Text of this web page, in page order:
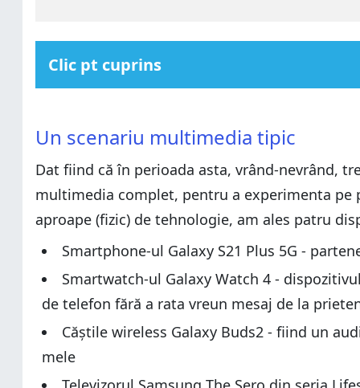
Clic pt cuprins
Smartwatch-ul Samsung Galaxy Watch 4
Căștile wireless in-ear Samsung Galaxy Buds2
Televizorul Samsung The Sero
Aplicația SmartThings de la Samsung
Experiența după două săptămâni în ecosistemul
Cât de “smart” sunt dispozitivele pe care le utilizezi?
Smartphone-ul Samsung Galaxy S21 Plus 5G
Smartwatch-ul Samsung Galaxy Watch 4
Căștile wireless in-ear Samsung Galaxy Buds2
Televizorul Samsung The Sero
Aplicația SmartThings de la Samsung
Cât de “smart” sunt dispozitivele pe care le utilizezi?
Un scenariu multimedia tipic
Dat fiind că în perioada asta, vrând-nevrând,
multimedia complet, pentru a experimenta pe
aproape (fizic) de tehnologie, am ales patru
Smartphone-ul Galaxy S21 Plus 5G -
Smartwatch-ul Galaxy Watch 4 -
de telefon fără a rata vreun mesaj de la
Căștile wireless Galaxy Buds2 - fiind un
mele